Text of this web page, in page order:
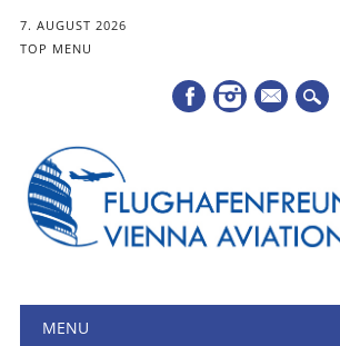
7. AUGUST 2026
TOP MENU
Mail
Hauptmenü
MENU